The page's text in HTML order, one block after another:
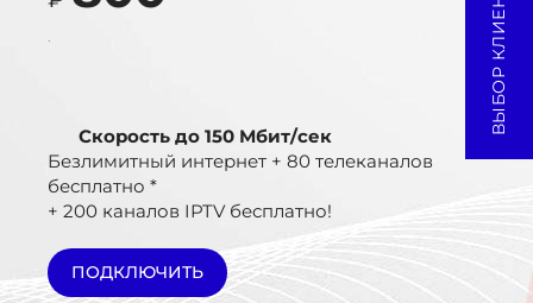
.
Скорость до 150 Мбит/сек
Безлимитный интернет + 80 телеканалов
бесплатно *
+ 200 каналов IPTV бесплатно!
ПОДКЛЮЧИТЬ